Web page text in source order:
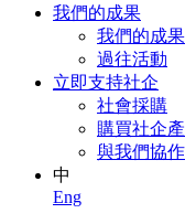
我們的成果
我們的成果
過往活動
立即支持社企
社會採購
購買社企
與我們協作
中
Eng